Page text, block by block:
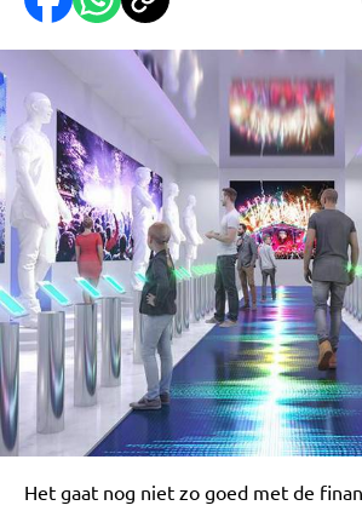
Het gaat nog niet zo goed met de